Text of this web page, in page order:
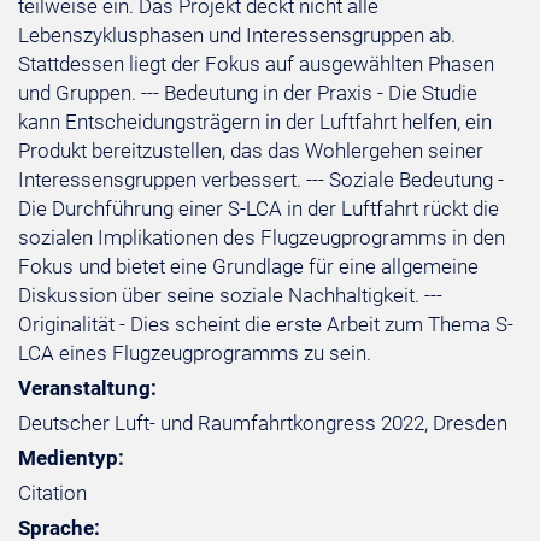
teilweise ein. Das Projekt deckt nicht alle
Lebenszyklusphasen und Interessensgruppen ab.
Stattdessen liegt der Fokus auf ausgewählten Phasen
und Gruppen. --- Bedeutung in der Praxis - Die Studie
kann Entscheidungsträgern in der Luftfahrt helfen, ein
Produkt bereitzustellen, das das Wohlergehen seiner
Interessensgruppen verbessert. --- Soziale Bedeutung -
Die Durchführung einer S-LCA in der Luftfahrt rückt die
sozialen Implikationen des Flugzeugprogramms in den
Fokus und bietet eine Grundlage für eine allgemeine
Diskussion über seine soziale Nachhaltigkeit. ---
Originalität - Dies scheint die erste Arbeit zum Thema S-
LCA eines Flugzeugprogramms zu sein.
Veranstaltung:
Deutscher Luft- und Raumfahrtkongress 2022, Dresden
Medientyp:
Citation
Sprache: